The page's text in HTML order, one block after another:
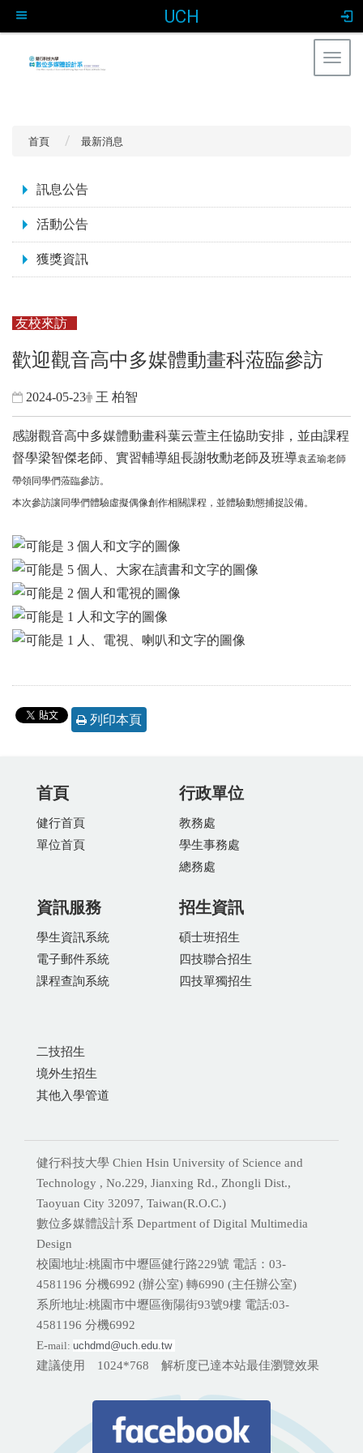
UCH
首頁 最新消息
訊息公告
活動公告
獲獎資訊
友校來訪
歡迎觀音高中多媒體動畫科蒞臨參訪
2024-05-23 王 柏智
感謝觀音高中多媒體動畫科葉云萱主任協助安排，並由課程
督學梁智傑老師、實習輔導組長謝牧勳老師及班導袁孟瑜老師
帶領同學們蒞臨參訪。
本次參訪讓同學們體驗虛擬偶像創作相關課程，並體驗動態捕捉設備。
列印本頁
首頁
健行首頁
單位首頁
行政單位
教務處
學生事務處
總務處
資訊服務
學生資訊系統
電子郵件系統
課程查詢系統
招生資訊
碩士班招生
四技聯合招生
四技單獨招生
二技招生
境外生招生
其他入學管道
健行科技大學 Chien Hsin University of Science and
Technology , No.229, Jianxing Rd., Zhongli Dist.,
Taoyuan City 32097, Taiwan(R.O.C.)
數位多媒體設計系 Department of Digital Multimedia
Design
校園地址:桃園市中壢區健行路229號 電話：03-
4581196 分機6992 (辦公室) 轉6990 (主任辦公室)
系所地址:桃園市中壢區衡陽街93號9樓 電話:03-
4581196 分機6992
E-mail: uchdmd@uch.edu.tw
建議使用 1024*768 解析度已達本站最佳瀏覽效果